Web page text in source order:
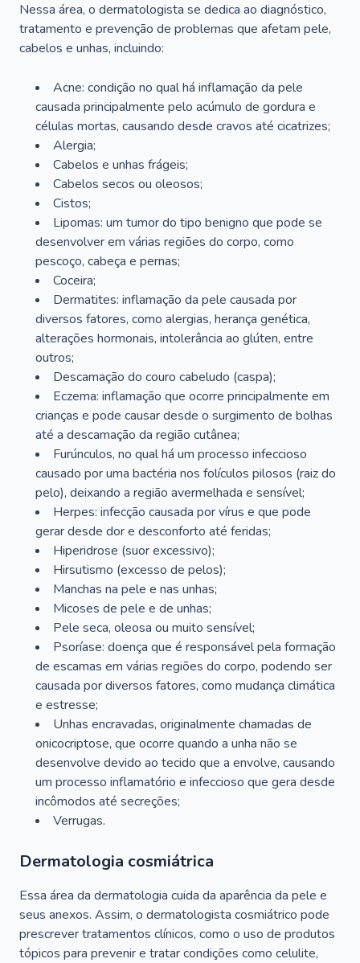
Nessa área, o dermatologista se dedica ao diagnóstico,
tratamento e prevenção de problemas que afetam pele,
cabelos e unhas, incluindo:
Acne: condição no qual há inflamação da pele
causada principalmente pelo acúmulo de gordura e
células mortas, causando desde cravos até cicatrizes;
Alergia;
Cabelos e unhas frágeis;
Cabelos secos ou oleosos;
Cistos;
Lipomas: um tumor do tipo benigno que pode se
desenvolver em várias regiões do corpo, como
pescoço, cabeça e pernas;
Coceira;
Dermatites: inflamação da pele causada por
diversos fatores, como alergias, herança genética,
alterações hormonais, intolerância ao glúten, entre
outros;
Descamação do couro cabeludo (caspa);
Eczema: inflamação que ocorre principalmente em
crianças e pode causar desde o surgimento de bolhas
até a descamação da região cutânea;
Furúnculos, no qual há um processo infeccioso
causado por uma bactéria nos folículos pilosos (raiz do
pelo), deixando a região avermelhada e sensível;
Herpes: infecção causada por vírus e que pode
gerar desde dor e desconforto até feridas;
Hiperidrose (suor excessivo);
Hirsutismo (excesso de pelos);
Manchas na pele e nas unhas;
Micoses de pele e de unhas;
Pele seca, oleosa ou muito sensível;
Psoríase: doença que é responsável pela formação
de escamas em várias regiões do corpo, podendo ser
causada por diversos fatores, como mudança climática
e estresse;
Unhas encravadas, originalmente chamadas de
onicocriptose, que ocorre quando a unha não se
desenvolve devido ao tecido que a envolve, causando
um processo inflamatório e infeccioso que gera desde
incômodos até secreções;
Verrugas.
Dermatologia cosmiátrica
Essa área da dermatologia cuida da aparência da pele e
seus anexos. Assim, o dermatologista cosmiátrico pode
prescrever tratamentos clínicos, como o uso de produtos
tópicos para prevenir e tratar condições como celulite,